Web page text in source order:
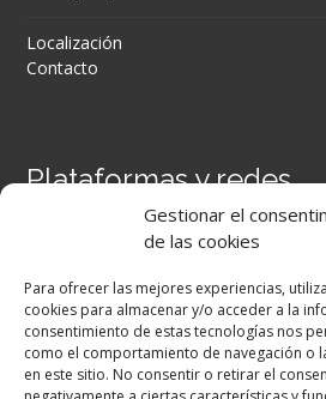
Gestionar el
de las cookies
Para ofrecer las mejores experiencias,
cookies para almacenar y/o acceder a la
consentimiento de estas tecnologías nos
como el comportamiento de navegación o
en este sitio. No consentir o retirar el
Localización
Contacto
Plataformas y redes
Secretaría Virtual
Facebook